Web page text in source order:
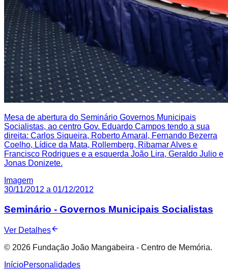
Mesa de abertura do Seminário Governos Municipais
Socialistas, ao centro Gov. Eduardo Campos tendo a sua
direita: Carlos Siqueira, Roberto Amaral, Fernando Bezerra
Coelho, Lídice da Mata, Rollemberg, Ribamar Alves e
Francisco Rodrigues e a esquerda João Lira, Geraldo Julio e
Jonas Donizete.
Imagem
30/11/2012 a 01/12/2012
Seminário - Governos Municipais Socialistas
Ver Detalhes
© 2026 Fundação João Mangabeira - Centro de Memória.
InícioPersonalidades